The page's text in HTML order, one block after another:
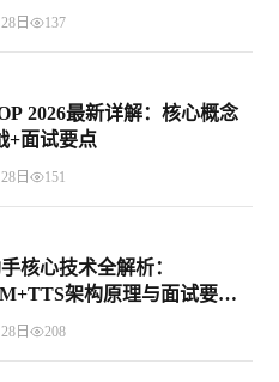
日 137
2026最新详解：核心概念
+面试要点
日 151
核心技术全解析：
架构原理与面试要点
月10日）
日 208